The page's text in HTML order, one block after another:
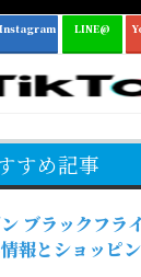
Instagram LINE@
すめ記事
ブラックフラ
報とショッピ